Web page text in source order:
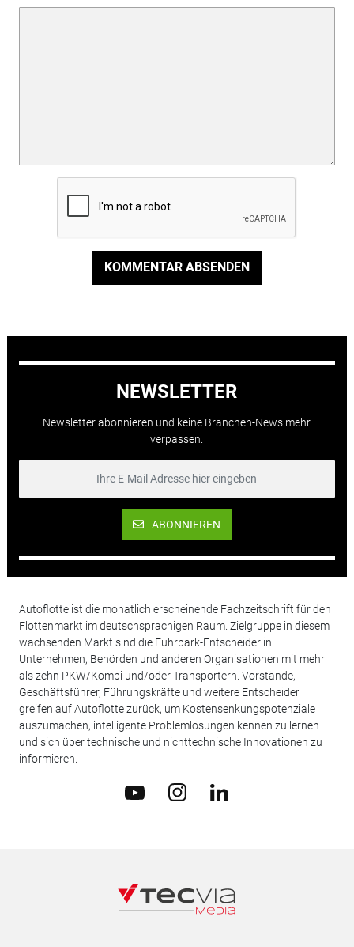
KOMMENTAR ABSENDEN
NEWSLETTER
Newsletter abonnieren und keine Branchen-News mehr
verpassen.
ABONNIEREN
Autoflotte ist die monatlich erscheinende Fachzeitschrift für den
Flottenmarkt im deutschsprachigen Raum. Zielgruppe in diesem
wachsenden Markt sind die Fuhrpark-Entscheider in
Unternehmen, Behörden und anderen Organisationen mit mehr
als zehn PKW/Kombi und/oder Transportern. Vorstände,
Geschäftsführer, Führungskräfte und weitere Entscheider
greifen auf Autoflotte zurück, um Kostensenkungspotenziale
auszumachen, intelligente Problemlösungen kennen zu lernen
und sich über technische und nichttechnische Innovationen zu
informieren.